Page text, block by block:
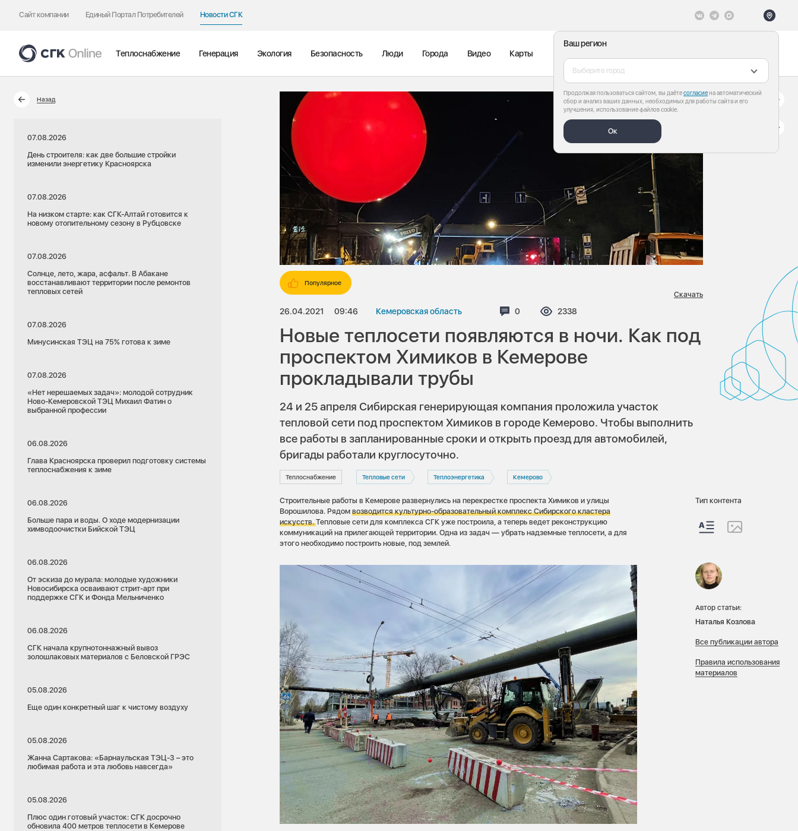
Сайт компании Единый Портал Потребителей Новости СГК
Ваш регион
Выберите город
Продолжая пользоваться сайтом, вы даётесогласиена автоматический
сбор и анализ ваших данных, необходимых для работы сайта и его
улучшения, использование файлов cookie.
Ок
Теплоснабжение Генерация Экология Безопасность Люди Города Видео Карты
Назад
07.08.2026
День строителя: как две большие стройки
изменили энергетику Красноярска
07.08.2026
На низком старте: как СГК-Алтай готовится к
новому отопительному сезону в Рубцовске
07.08.2026
Солнце, лето, жара, асфальт. В Абакане
восстанавливают территории после ремонтов
тепловых сетей
07.08.2026
Минусинская ТЭЦ на 75% готова к зиме
07.08.2026
«Нет нерешаемых задач»: молодой сотрудник
Ново-Кемеровской ТЭЦ Михаил Фатин о
выбранной профессии
06.08.2026
Глава Красноярска проверил подготовку системы
теплоснабжения к зиме
06.08.2026
Больше пара и воды. О ходе модернизации
химводоочистки Бийской ТЭЦ
06.08.2026
От эскиза до мурала: молодые художники
Новосибирска осваивают стрит-арт при
поддержке СГК и Фонда Мельниченко
06.08.2026
СГК начала крупнотоннажный вывоз
золошлаковых материалов с Беловской ГРЭС
05.08.2026
Еще один конкретный шаг к чистому воздуху
05.08.2026
Жанна Сартакова: «Барнаульская ТЭЦ-3 – это
любимая работа и эта любовь навсегда»
05.08.2026
Плюс один готовый участок: СГК досрочно
обновила 400 метров теплосети в Кемерове
Популярное
26.04.2021 09:46 Кемеровская область Комментариев:
0 Просмотров:
2338
Скачать
Новые теплосети появляются в ночи. Как под
проспектом Химиков в Кемерове
прокладывали трубы
24 и 25 апреля Сибирская генерирующая компания проложила участок
тепловой сети под проспектом Химиков в городе Кемерово. Чтобы выполнить
все работы в запланированные сроки и открыть проезд для автомобилей,
бригады работали круглосуточно.
Теплоснабжение Тепловые сети Теплоэнергетика Кемерово
Строительные работы в Кемерове развернулись на перекрестке проспекта Химиков и улицы
Ворошилова. Рядомвозводитсякультурно-образовательный комплекс Сибирского кластера
искусств.Тепловые сети для комплекса СГК уже построила, а теперь ведет реконструкцию
коммуникаций на прилегающей территории. Одна из задач — убрать надземные теплосети, а для
этого необходимо построить новые, под землей.
Тип контента
Автор статьи:
Наталья Козлова
Все публикации автора
Правила использования
материалов